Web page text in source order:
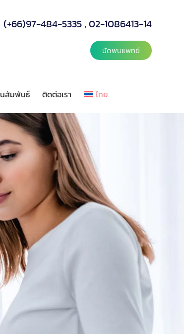
(+66)97-484-5335,02-1086413-14
นัดพบแพทย์
สัมพันธ์ ติดต่อเรา ไทย
นักลงทุนสัมพันธ์ ติดต่อเรา